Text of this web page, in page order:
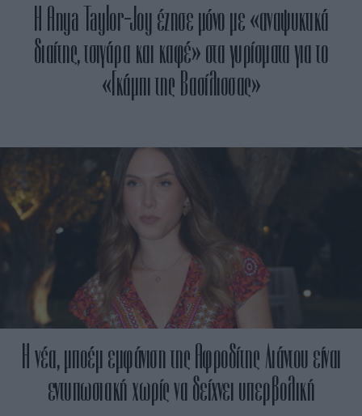
Η Anya Taylor-Joy έζησε μόνο με «αναψυκτικά
διαίτης, τσιγάρα και καφέ» στα γυρίσματα για το
«Γκάμπι της Βασίλισσας»
Η νέα, μποέμ εμφάνιση της Αφροδίτης Λιάντου είναι
εντυπωσιακή χωρίς να δείχνει υπερβολική